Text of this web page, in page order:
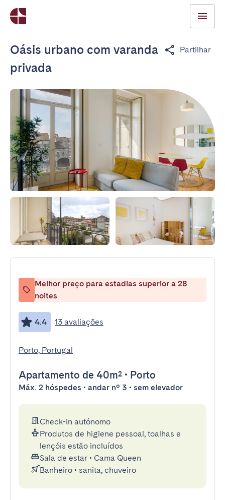
Oásis urbano com varanda
privada
Partilhar
Melhor preço para estadias superior a 28
noites
4.4 13 avaliações
Porto, Portugal
Apartamento de 40m² • Porto
Máx. 2 hóspedes • andar nº 3 • sem elevador
Check-in autónomo
Produtos de higiene pessoal, toalhas e
lençóis estão incluídos
Sala de estar • Cama Queen
Banheiro • sanita, chuveiro